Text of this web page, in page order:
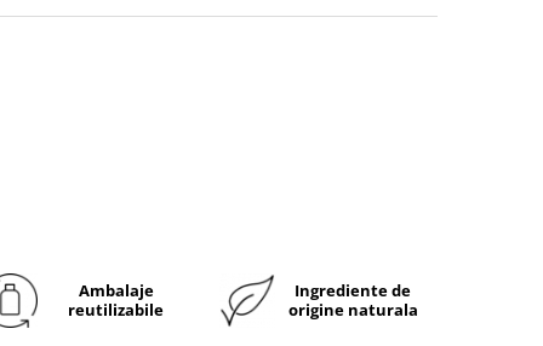
Ambalaje
reutilizabile
Ingrediente de
origine naturala